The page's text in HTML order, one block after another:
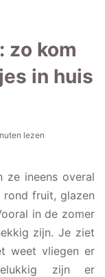
zo kom
in huis
lezen
ze ineens overal
fruit, glazen
in de zomer
zijn. Je ziet
weet vliegen er
zijn er